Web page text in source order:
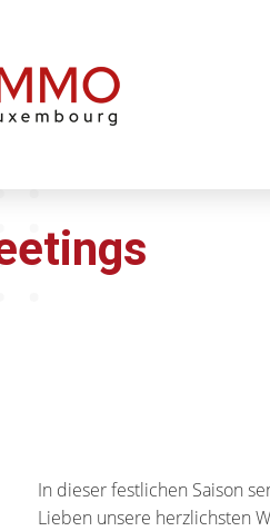
In dieser festlichen Saison
Lieben unsere herzlichsten